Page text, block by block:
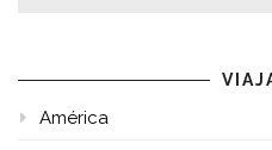
América